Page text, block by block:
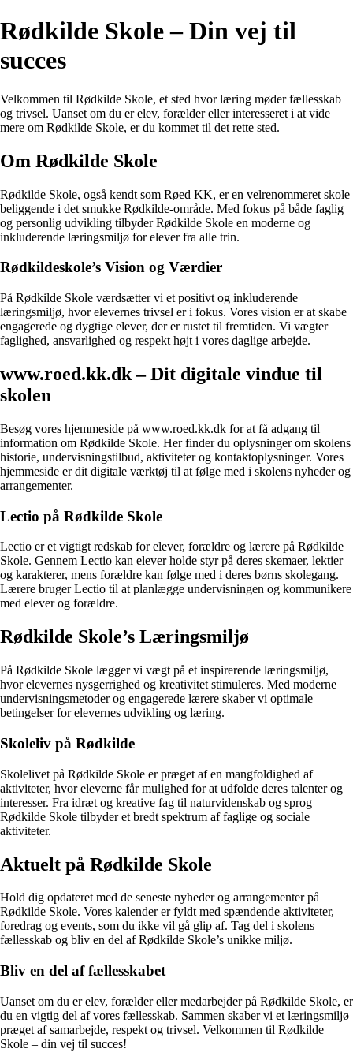
Rødkilde Skole – Din vej til
succes
Velkommen til Rødkilde Skole, et sted hvor læring møder fællesskab
og trivsel. Uanset om du er elev, forælder eller interesseret i at vide
mere om Rødkilde Skole, er du kommet til det rette sted.
Om Rødkilde Skole
Rødkilde Skole, også kendt som Røed KK, er en velrenommeret skole
beliggende i det smukke Rødkilde-område. Med fokus på både faglig
og personlig udvikling tilbyder Rødkilde Skole en moderne og
inkluderende læringsmiljø for elever fra alle trin.
Rødkildeskole’s Vision og Værdier
På Rødkilde Skole værdsætter vi et positivt og inkluderende
læringsmiljø, hvor elevernes trivsel er i fokus. Vores vision er at skabe
engagerede og dygtige elever, der er rustet til fremtiden. Vi vægter
faglighed, ansvarlighed og respekt højt i vores daglige arbejde.
www.roed.kk.dk – Dit digitale vindue til
skolen
Besøg vores hjemmeside på www.roed.kk.dk for at få adgang til
information om Rødkilde Skole. Her finder du oplysninger om skolens
historie, undervisningstilbud, aktiviteter og kontaktoplysninger. Vores
hjemmeside er dit digitale værktøj til at følge med i skolens nyheder og
arrangementer.
Lectio på Rødkilde Skole
Lectio er et vigtigt redskab for elever, forældre og lærere på Rødkilde
Skole. Gennem Lectio kan elever holde styr på deres skemaer, lektier
og karakterer, mens forældre kan følge med i deres børns skolegang.
Lærere bruger Lectio til at planlægge undervisningen og kommunikere
med elever og forældre.
Rødkilde Skole’s Læringsmiljø
På Rødkilde Skole lægger vi vægt på et inspirerende læringsmiljø,
hvor elevernes nysgerrighed og kreativitet stimuleres. Med moderne
undervisningsmetoder og engagerede lærere skaber vi optimale
betingelser for elevernes udvikling og læring.
Skoleliv på Rødkilde
Skolelivet på Rødkilde Skole er præget af en mangfoldighed af
aktiviteter, hvor eleverne får mulighed for at udfolde deres talenter og
interesser. Fra idræt og kreative fag til naturvidenskab og sprog –
Rødkilde Skole tilbyder et bredt spektrum af faglige og sociale
aktiviteter.
Aktuelt på Rødkilde Skole
Hold dig opdateret med de seneste nyheder og arrangementer på
Rødkilde Skole. Vores kalender er fyldt med spændende aktiviteter,
foredrag og events, som du ikke vil gå glip af. Tag del i skolens
fællesskab og bliv en del af Rødkilde Skole’s unikke miljø.
Bliv en del af fællesskabet
Uanset om du er elev, forælder eller medarbejder på Rødkilde Skole, er
du en vigtig del af vores fællesskab. Sammen skaber vi et læringsmiljø
præget af samarbejde, respekt og trivsel. Velkommen til Rødkilde
Skole – din vej til succes!